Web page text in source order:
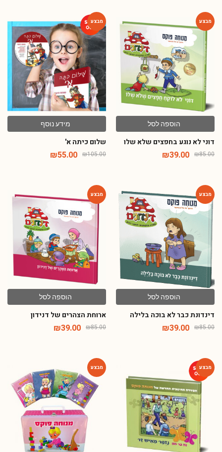
הוספה לסל
דוני לא נוגע בחפצים שלא שלו
₪85.00
₪39.00
-48%
מידע נוסף
שלום כיתה א'
₪105.00
₪55.00
הוספה לסל
דינדונת כבר לא בוכה בלילה
₪85.00
₪39.00
הוספה לסל
ארוחת הצהרים של דנידון
₪85.00
₪39.00